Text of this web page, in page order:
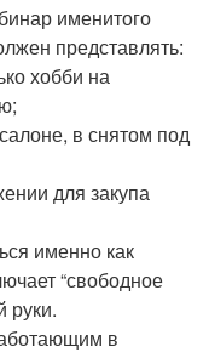
именитого
представлять:
хобби на
в снятом под
для закупа
именно как
“свободное
руки.
в